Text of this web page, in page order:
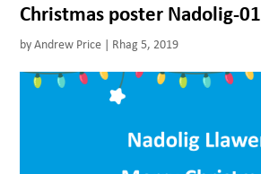
Christmas poster Nadolig-01
byAndrew Price | Rhag 5, 2019